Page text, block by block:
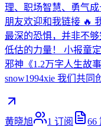
理、职场智慧、勇气
朋友欢迎和我链接 🔥
最深的恐惧，并非不
低估的力量！ 小报童
邪神《1.2万字人生故
snow1994xie 我们共同
黄晓旭 1 订阅 66